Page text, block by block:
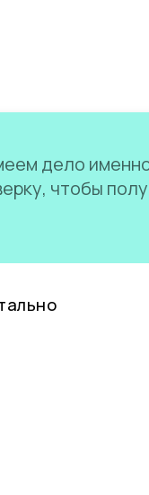
дело
чтобы